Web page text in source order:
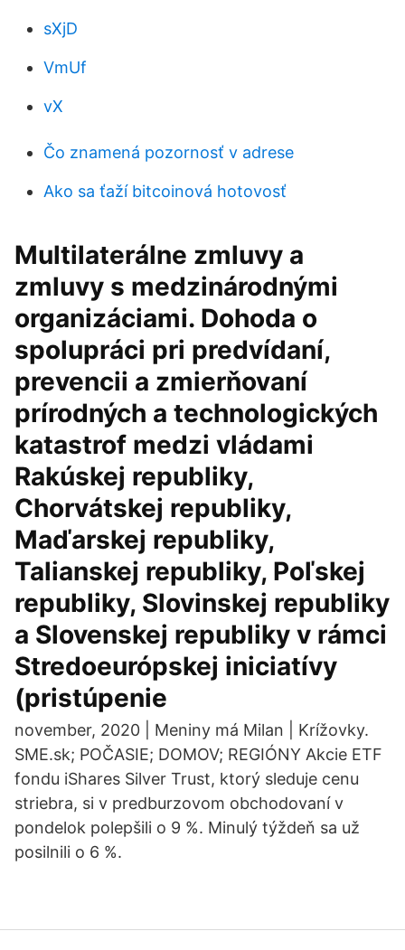
sXjD
VmUf
vX
Čo znamená pozornosť v adrese
Ako sa ťaží bitcoinová hotovosť
Multilaterálne zmluvy a
zmluvy s medzinárodnými
organizáciami. Dohoda o
spolupráci pri predvídaní,
prevencii a zmierňovaní
prírodných a technologických
katastrof medzi vládami
Rakúskej republiky,
Chorvátskej republiky,
Maďarskej republiky,
Talianskej republiky, Poľskej
republiky, Slovinskej republiky
a Slovenskej republiky v rámci
Stredoeurópskej iniciatívy
(pristúpenie
november, 2020 | Meniny má Milan | Krížovky.
SME.sk; POČASIE; DOMOV; REGIÓNY Akcie ETF
fondu iShares Silver Trust, ktorý sleduje cenu
striebra, si v predburzovom obchodovaní v
pondelok polepšili o 9 %. Minulý týždeň sa už
posilnili o 6 %.